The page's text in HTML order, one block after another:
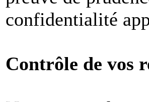
confidentialité
Contrôle de vos